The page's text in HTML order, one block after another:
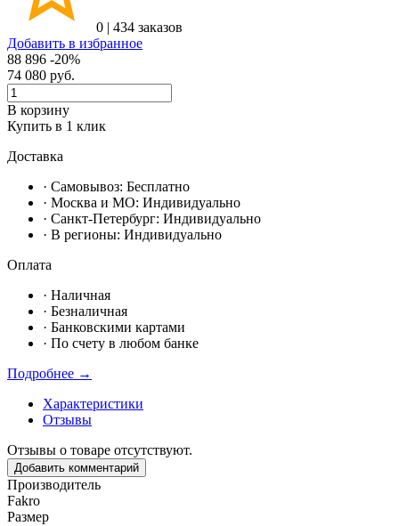
0 | 434 заказов
Добавить в избранное
88 896 -20%
74 080 руб.
В корзину
Купить в 1 клик
Доставка
· Самовывоз: Бесплатно
· Москвa и МО: Индивидуально
· Санкт-Петербург: Индивидуально
· В регионы: Индивидуально
Оплата
· Наличная
· Безналичная
· Банковскими картами
· По счету в любом банке
Подробнее →
Характеристики
Отзывы
Отзывы о товаре отсутствуют.
Добавить комментарий
Производитель
Fakro
Размер